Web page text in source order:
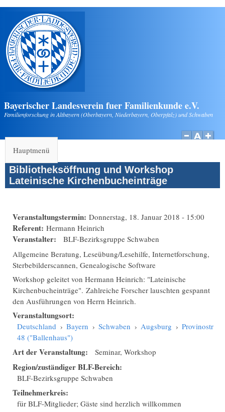
Direkt zum Inhalt
Bayerischer Landesverein fuer Familienkunde e.V.
Familienforschung in Altbayern (Oberbayern, Niederbayern, Oberpfalz) und Schwaben
Hauptmenü
Bibliotheksöffnung und Workshop
Lateinische Kirchenbucheinträge
Veranstaltungstermin: Donnerstag, 18. Januar 2018 - 15:00
Referent: Hermann Heinrich
Veranstalter:
BLF-Bezirksgruppe Schwaben
Allgemeine Beratung, Leseübung/Lesehilfe, Internetforschung,
Sterbebilderscannen, Genealogische Software
Workshop geleitet von Hermann Heinrich: "Lateinische
Kirchenbucheinträge". Zahlreiche Forscher lauschten gespannt
den Ausführungen von Herrn Heinrich.
Veranstaltungsort:
Deutschland › Bayern › Schwaben › Augsburg › Provinostraße
48 ("Ballenhaus")
Art der Veranstaltung: Seminar, Workshop
Region/zuständiger BLF-Bereich:
BLF-Bezirksgruppe Schwaben
Teilnehmerkreis:
für BLF-Mitglieder; Gäste sind herzlich willkommen